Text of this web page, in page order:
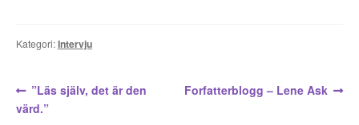
Kontakt
Kategori:Intervju
Innleggsnavigasjon
Forrige
innlegg:
”Läs själv, det är den
värd.”
Neste
Forfatterblogg – Lene Ask